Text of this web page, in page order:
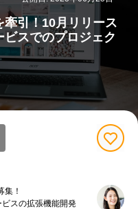
牽引！10月リリース
スでのプロジェク
集！
スの拡張機能開発